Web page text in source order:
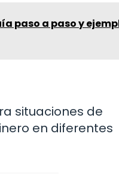
paso a paso y
situaciones de
en diferentes